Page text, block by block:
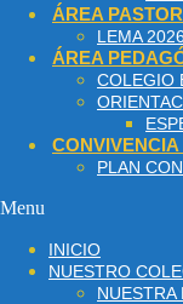
ÁREA
LEMA 2026
ÁREA
COLEGIO
PLAN
Menu
INICIO
NUESTRO
NUESTRA